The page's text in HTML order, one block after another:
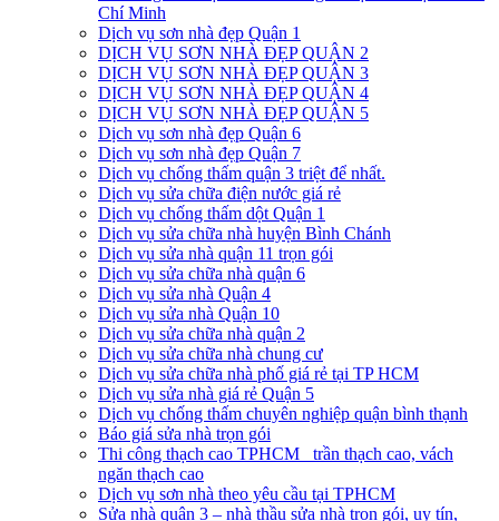
Chí Minh
Dịch vụ sơn nhà đẹp Quận 1
DỊCH VỤ SƠN NHÀ ĐẸP QUẬN 2
DỊCH VỤ SƠN NHÀ ĐẸP QUẬN 3
DỊCH VỤ SƠN NHÀ ĐẸP QUẬN 4
DỊCH VỤ SƠN NHÀ ĐẸP QUẬN 5
Dịch vụ sơn nhà đẹp Quận 6
Dịch vụ sơn nhà đẹp Quận 7
Dịch vụ chống thấm quận 3 triệt để nhất.
Dịch vụ sửa chữa điện nước giá rẻ
Dịch vụ chống thấm dột Quận 1
Dịch vụ sửa chữa nhà huyện Bình Chánh
Dịch vụ sửa nhà quận 11 trọn gói
Dịch vụ sửa chữa nhà quận 6
Dịch vụ sửa nhà Quận 4
Dịch vụ sửa nhà Quận 10
Dịch vụ sửa chữa nhà quận 2
Dịch vụ sửa chữa nhà chung cư
Dịch vụ sửa chữa nhà phố giá rẻ tại TP HCM
Dịch vụ sửa nhà giá rẻ Quận 5
Dịch vụ chống thấm chuyên nghiệp quận bình thạnh
Báo giá sửa nhà trọn gói
Thi công thạch cao TPHCM_ trần thạch cao, vách
ngăn thạch cao
Dịch vụ sơn nhà theo yêu cầu tại TPHCM
Sửa nhà quận 3 – nhà thầu sửa nhà trọn gói, uy tín,